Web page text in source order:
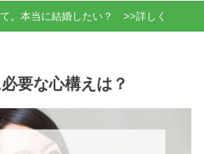
。本当に結婚したい？ >>詳しく
要な心構えは？